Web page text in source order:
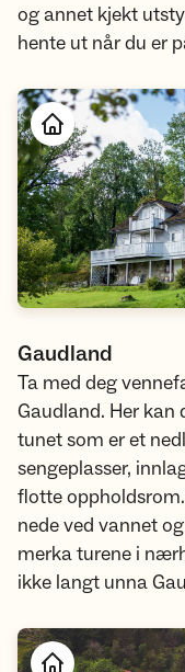
og annet kjekt
hente ut når du er
Gaudland
Ta med deg
Gaudland. Her kan
tunet som er et
sengeplasser,
flotte
nede ved vannet
merka turene i
ikke langt unna